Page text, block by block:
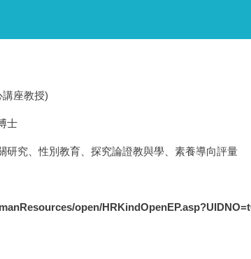
座教授)
士
研究、性別教育、探究論證教與學、素養導向評量
open/